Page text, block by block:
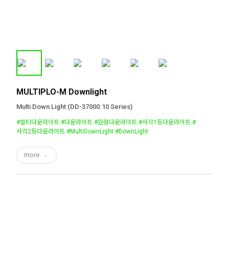
MULTIPLO-M Downlight
Multi Down Light (DD-37000.10 Series)
#멀티다운라이트 #다운라이트 #원형다운라이트 #사각1등다운라이트 #
사각2등다운라이트 #MultiDownLight #DownLight
more